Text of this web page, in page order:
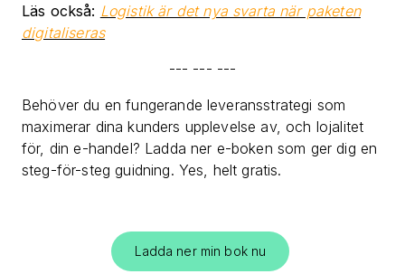
Läs också: Logistik är det nya svarta när paketen
digitaliseras
--- --- ---
Behöver du en fungerande leveransstrategi som
maximerar dina kunders upplevelse av, och lojalitet
för, din e-handel? Ladda ner e-boken som ger dig en
steg-för-steg guidning. Yes, helt gratis.
Ladda ner min bok nu